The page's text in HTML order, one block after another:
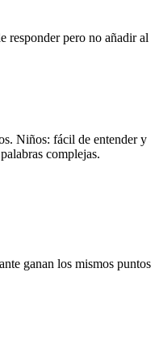
responder pero no añadir al
Niños: fácil de entender y
complejas.
ganan los mismos puntos